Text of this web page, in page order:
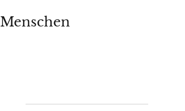
Menschen